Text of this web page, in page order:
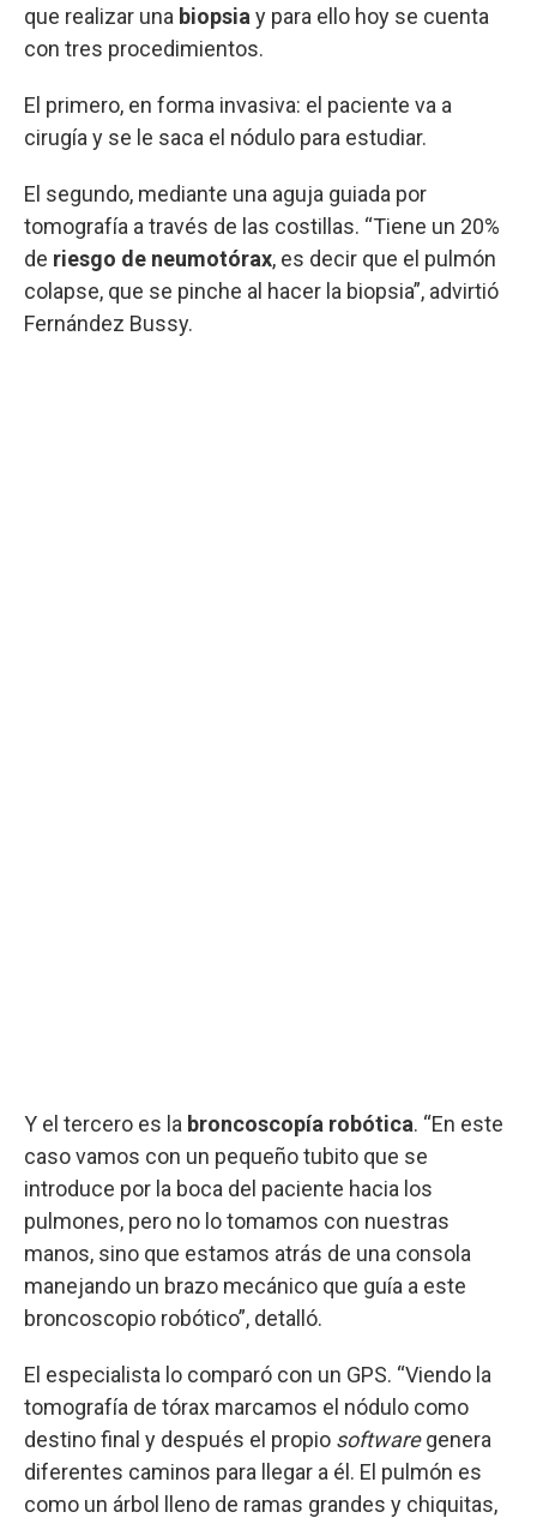
que realizar una biopsia y para ello hoy se cuenta
con tres procedimientos.
El primero, en forma invasiva: el paciente va a
cirugía y se le saca el nódulo para estudiar.
El segundo, mediante una aguja guiada por
tomografía a través de las costillas. “Tiene un 20%
de riesgo de neumotórax, es decir que el pulmón
colapse, que se pinche al hacer la biopsia”, advirtió
Fernández Bussy.
Y el tercero es la broncoscopía robótica. “En este
caso vamos con un pequeño tubito que se
introduce por la boca del paciente hacia los
pulmones, pero no lo tomamos con nuestras
manos, sino que estamos atrás de una consola
manejando un brazo mecánico que guía a este
broncoscopio robótico”, detalló.
El especialista lo comparó con un GPS. “Viendo la
tomografía de tórax marcamos el nódulo como
destino final y después el propio softwaregenera
diferentes caminos para llegar a él. El pulmón es
como un árbol lleno de ramas grandes y chiquitas,